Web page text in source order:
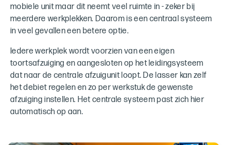
mobiele unit maar dit neemt veel ruimte in - zeker bij
meerdere werkplekken. Daarom is een centraal systeem
in veel gevallen een betere optie.
Iedere werkplek wordt voorzien van een eigen
toortsafzuiging en aangesloten op het leidingsysteem
dat naar de centrale afzuigunit loopt. De lasser kan zelf
het debiet regelen en zo per werkstuk de gewenste
afzuiging instellen. Het centrale systeem past zich hier
automatisch op aan.